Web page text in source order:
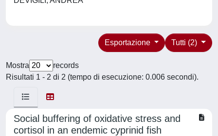
Tutti (2)
Esportazione
Mostra
records
Risultati 1 - 2 di 2 (tempo di esecuzione: 0.006 secondi).
Social buffering of oxidative stress and
cortisol in an endemic cyprinid fish